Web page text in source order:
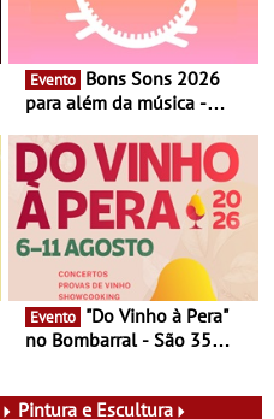
Evento
para além da música -
percursos, oficinas,
atividades para toda a
família e muito mais
Evento
no Bombarral - São 35
experiências
Pintura e Escultura